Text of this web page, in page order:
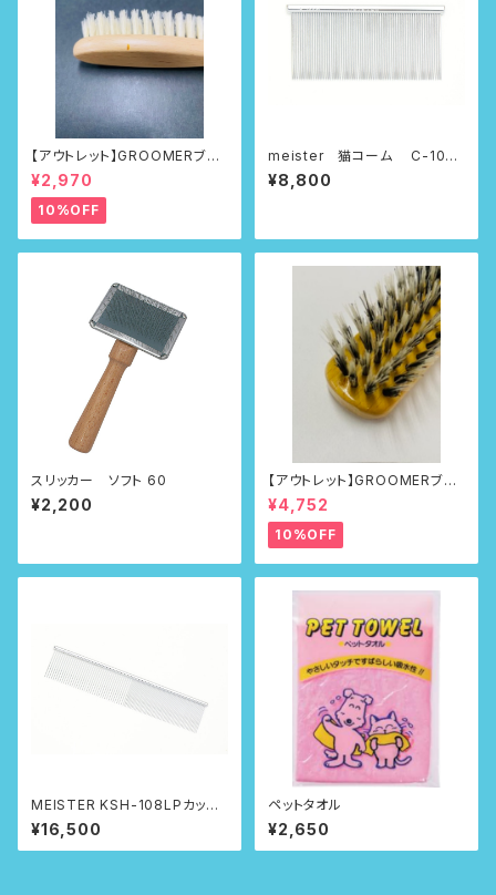
【アウトレット】GROOMERブラ
シ No.100First
¥2,970
10%OFF
meister 猫コーム C-108L
P
¥8,800
スリッカー ソフト 60
¥2,200
【アウトレット】GROOMERブラ
シNo.218
¥4,752
10%OFF
MEISTER KSH-108LPカット
専用コーム
¥16,500
ペットタオル
¥2,650